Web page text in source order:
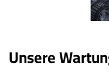
Unsere